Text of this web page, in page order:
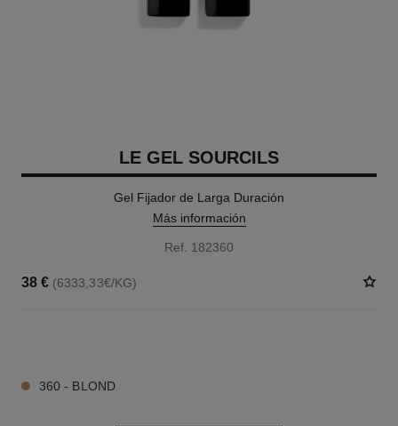
LE GEL SOURCILS
Gel Fijador de Larga Duración
Más información
Ref. 182360
38 € (6333,33€/KG)
360 - BLOND